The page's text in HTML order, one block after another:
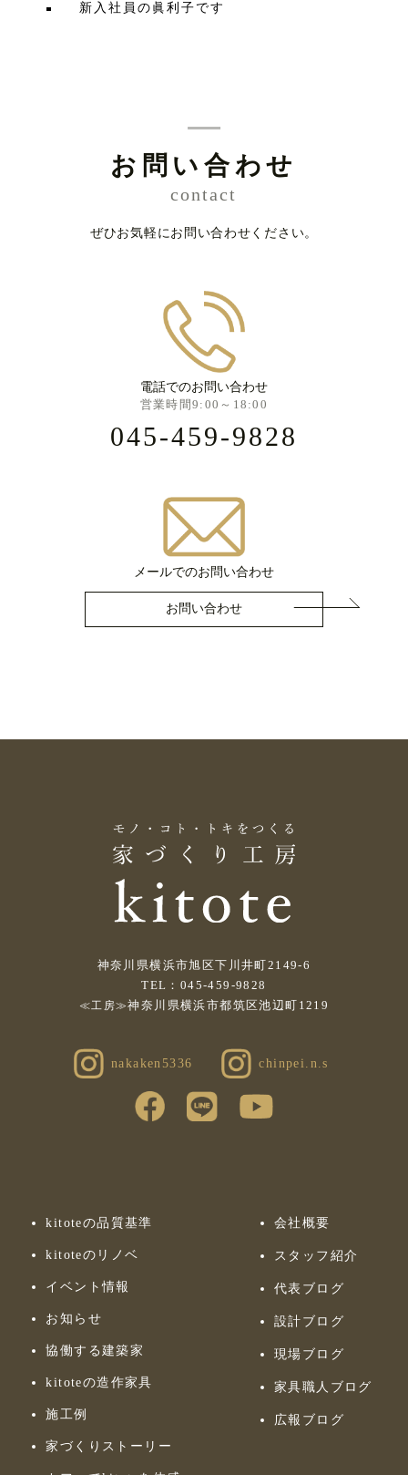
新入社員の眞利子です
お問い合わせ
contact
ぜひお気軽にお問い合わせください。
電話でのお問い合わせ
営業時間9:00～18:00
045-459-9828
メールでのお問い合わせ
お問い合わせ
神奈川県横浜市旭区下川井町2149-6
TEL：045-459-9828
≪工房≫神奈川県横浜市都筑区池辺町1219
nakaken5336 chinpei.n.s
kitoteの品質基準
kitoteのリノベ
イベント情報
お知らせ
協働する建築家
kitoteの造作家具
施工例
家づくりストーリー
会社概要
スタッフ紹介
代表ブログ
設計ブログ
現場ブログ
家具職人ブログ
広報ブログ